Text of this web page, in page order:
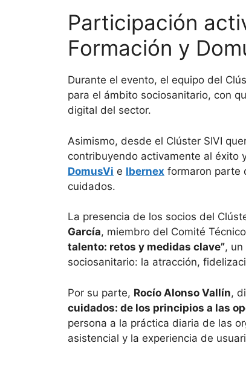
Participación
Formación y
Durante el evento, el equipo del
para el ámbito sociosanitario, con
digital del sector.
Asimismo, desde el Clúster SIVI
contribuyendo activamente al éxito
DomusVi e Ibernex formaron parte
cuidados.
La presencia de los socios del
García, miembro del Comité
talento: retos y medidas clave”,
sociosanitario: la atracción,
Por su parte, Rocío Alonso Vallín,
cuidados: de los principios a las
persona a la práctica diaria de las
asistencial y la experiencia de